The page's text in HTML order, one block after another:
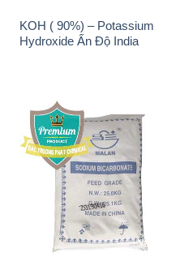
KOH ( 90%) – Potassium
Hydroxide Ấn Độ India